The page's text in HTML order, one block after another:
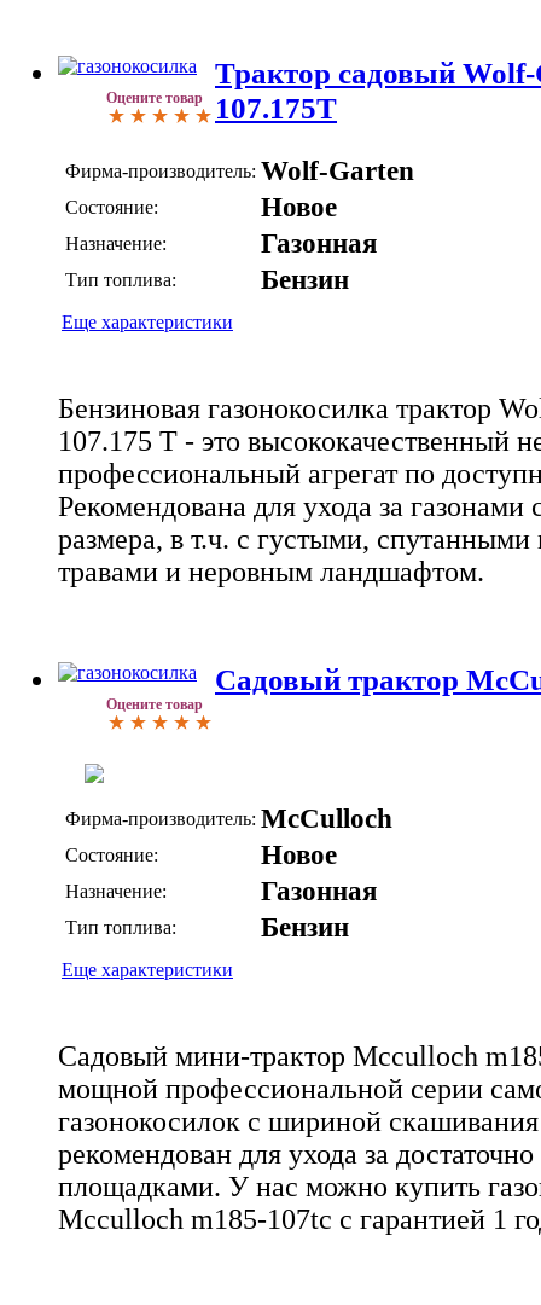
Оцените товар
Трактор садовый Wolf-
107.175T
Фирма-производитель: Wolf-Garten
Состояние: Новое
Назначение: Газонная
Тип топлива: Бензин
Еще характеристики
Бензиновая газонокосилка трактор
107.175 T - это высококачественный
профессиональный агрегат по
Рекомендована для ухода за газонами
размера, в т.ч. с густыми,
травами и неровным ландшафтом.
Оцените товар
Cадовый трактор
Фирма-производитель: McCulloch
Состояние: Новое
Назначение: Газонная
Тип топлива: Бензин
Еще характеристики
Садовый мини-трактор Mcculloch
мощной профессиональной серии
газонокосилок с шириной
рекомендован для ухода за
площадками. У нас можно купить
Mcculloch m185-107tc с гарантией 1